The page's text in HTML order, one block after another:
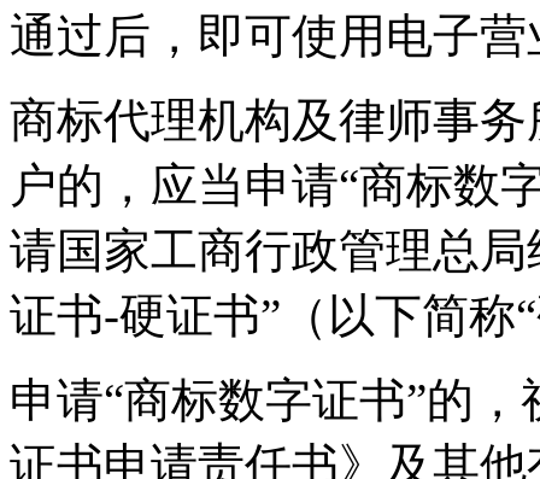
通过后，即可使用电子
商标代理机构及律师事
户的，应当申请“商标数
请国家工商行政管理总
证书-硬证书”（以下简称
申请“商标数字证书”的
证书申请责任书》及其